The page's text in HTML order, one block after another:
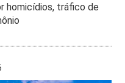
homicídios, tráfico de